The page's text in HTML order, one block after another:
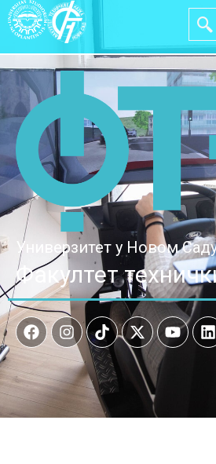
Универзитет у Новом
Факултет